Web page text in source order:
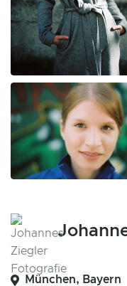
München, Bayern